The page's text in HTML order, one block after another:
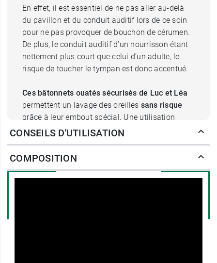
En effet, il est essentiel de ne pas aller au-delà
du pavillon et du conduit auditif lors de ce soin
pour ne pas provoquer de bouchon de cérumen.
De plus, le conduit auditif d’un nourrisson étant
nettement plus court que celui d’un adulte, le
risque de toucher le tympan est donc accentué.
Ces bâtonnets ouatés sécurisés de Luc et Léa
permettent un lavage des oreilles sans risque
grâce à leur embout spécial. Une utilisation
idéale après le bain pour prolonger ce moment
l’eau, les résidus de savon et éventuellement le
douceur.
CONSEILS D'UTILISATION
COMPOSITION